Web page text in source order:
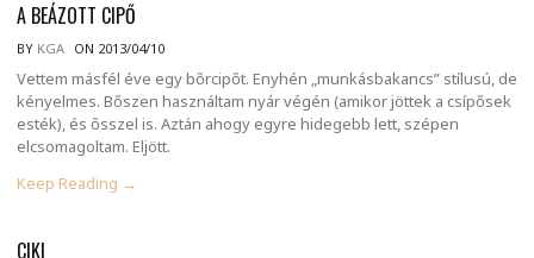
A BEÁZOTT CIPŐ
BY KGA ON 2013/04/10
Vettem másfél éve egy bőrcipőt. Enyhén „munkásbakancs” stílusú, de
kényelmes. Bőszen használtam nyár végén (amikor jöttek a csípősek
esték), és ősszel is. Aztán ahogy egyre hidegebb lett, szépen
elcsomagoltam. Eljött.
Keep Reading →
CIKI